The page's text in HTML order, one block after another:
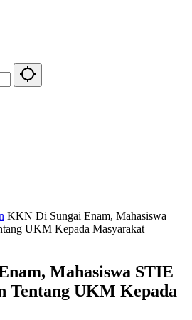
KKN Di Sungai Enam, Mahasiswa
UKM Kepada Masyarakat
Mahasiswa STIE
Tentang UKM Kepada